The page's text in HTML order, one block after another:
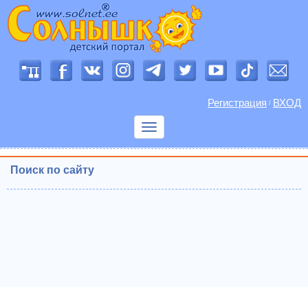
Регистрация / ВХОД
Показать
Поиск по сайту